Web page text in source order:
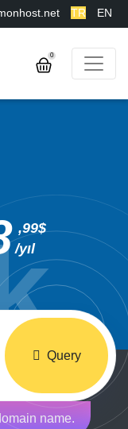
TR EN
0
,99$
/yıl
Query
name.